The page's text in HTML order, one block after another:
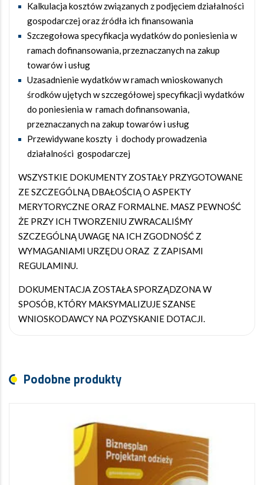
Kalkulacja kosztów związanych z podjęciem działalności
gospodarczej oraz źródła ich finansowania
Szczegołowa specyfikacja wydatków do poniesienia w
ramach dofinansowania, przeznaczanych na zakup
towarów i usług
Uzasadnienie wydatków w ramach wnioskowanych
środków ujętych w szczegółowej specyfikacji wydatków
do poniesienia w ramach dofinansowania,
przeznaczanych na zakup towarów i usług
Przewidywane koszty i dochody prowadzenia
działalności gospodarczej
WSZYSTKIE DOKUMENTY ZOSTAŁY PRZYGOTOWANE
ZE SZCZEGÓLNĄ DBAŁOŚCIĄ O ASPEKTY
MERYTORYCZNE ORAZ FORMALNE. MASZ PEWNOŚĆ
ŻE PRZY ICH TWORZENIU ZWRACALIŚMY
SZCZEGÓLNĄ UWAGĘ NA ICH ZGODNOŚĆ Z
WYMAGANIAMI URZĘDU ORAZ Z ZAPISAMI
REGULAMINU.
DOKUMENTACJA ZOSTAŁA SPORZĄDZONA W
SPOSÓB, KTÓRY MAKSYMALIZUJE SZANSE
WNIOSKODAWCY NA POZYSKANIE DOTACJI.
Podobne produkty